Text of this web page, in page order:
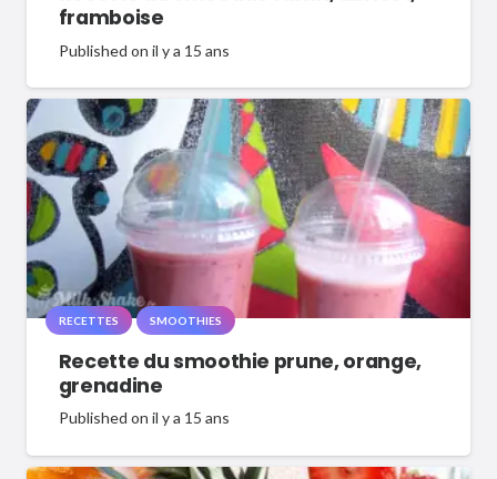
framboise
Published on il y a 15 ans
RECETTES SMOOTHIES
Recette du smoothie prune, orange,
grenadine
Published on il y a 15 ans